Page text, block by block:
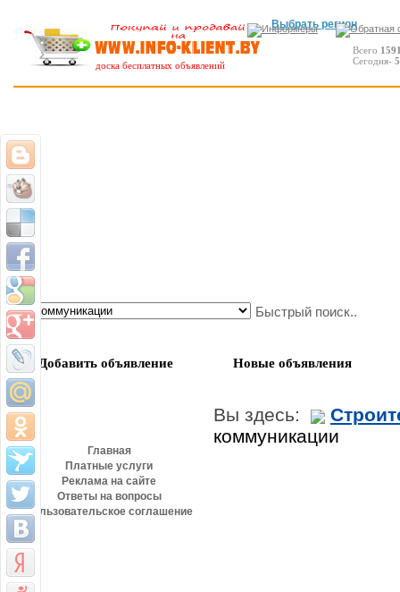
Выбрать регион
Всего
Сегодня-
доска бесплатных объявлений
Добавить объявление Новые объявления
Главная
Платные услуги
Реклама на сайте
Ответы на вопросы
Пользовательское соглашение
Вы здесь:
коммуникации